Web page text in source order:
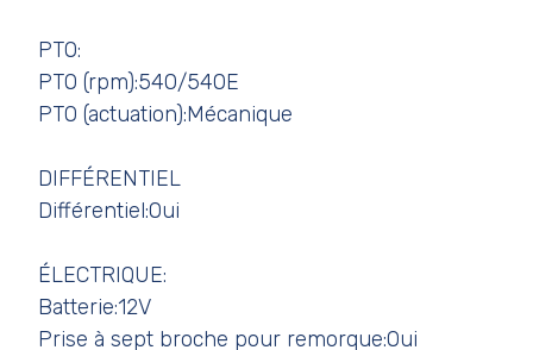
PTO:
PTO (rpm):540/540E
PTO (actuation):Mécanique
DIFFÉRENTIEL
Différentiel:Oui
ÉLECTRIQUE:
Batterie:12V
Prise à sept broche pour remorque:Oui